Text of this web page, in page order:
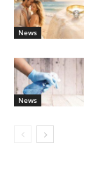
News
News